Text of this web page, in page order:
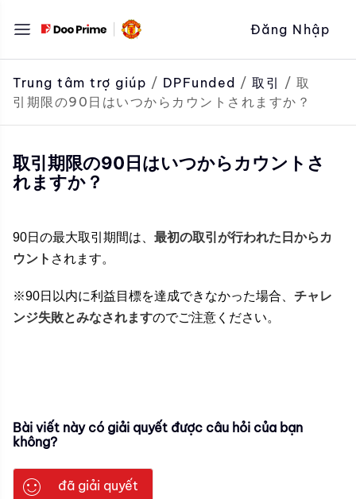
đến
nội
dung
Đăng Nhập
Trung tâm trợ giúp / DPFunded / 取引 / 取
引期限の90日はいつからカウントされますか？
取引期限の90日はいつからカウントさ
れますか？
90日の最大取引期間は、 最初の取引が行われた日からカ
ウント されます。
※90日以内に利益目標を達成できなかった場合、 チャレ
ンジ失敗とみなされますのでご注意ください。
Bài viết này có giải quyết được câu hỏi của bạn
không?
đã giải quyết